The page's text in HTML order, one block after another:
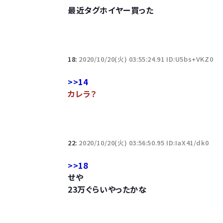
最近タグホイヤー買った
18: 2020/10/20(火) 03:55:24.91 ID:U5bs+VKZ0
>>14
カレラ？
22: 2020/10/20(火) 03:56:50.95 ID:IaX41/dk0
>>18
せや
23万ぐらいやったかな